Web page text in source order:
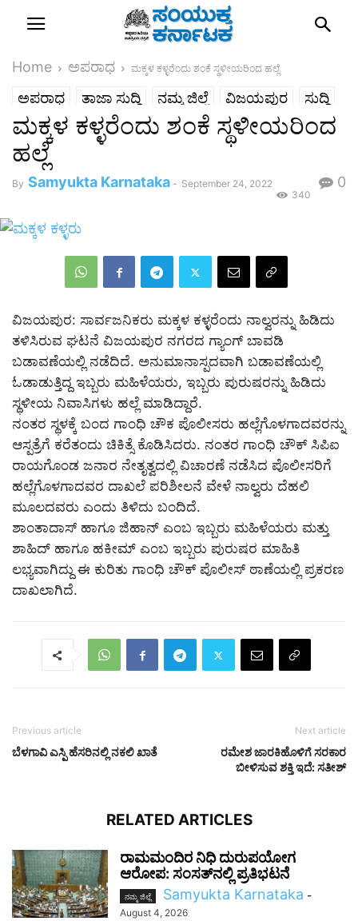
Home ಅಪರಾಧ ಮಕ್ಕಳ ಕಳ್ಳರೆಂದು ಶಂಕೆ ಸ್ಥಳೀಯರಿಂದ ಹಲ್ಲೆ
ಅಪರಾಧ ತಾಜಾ ಸುದ್ದಿ ನಮ್ಮ ಜಿಲ್ಲೆ ವಿಜಯಪುರ ಸುದ್ದಿ
ಮಕ್ಕಳ ಕಳ್ಳರೆಂದು ಶಂಕೆ ಸ್ಥಳೀಯರಿಂದ
ಹಲ್ಲೆ
By Samyukta Karnataka - September 24, 2022 0
340
ವಿಜಯಪುರ: ಸಾರ್ವಜನಿಕರು ಮಕ್ಕಳ ಕಳ್ಳರೆಂದು ನಾಲ್ವರನ್ನು ಹಿಡಿದು
ತಳಿಸಿರುವ ಘಟನೆ ವಿಜಯಪುರ ನಗರದ ಗ್ಯಾಂಗ್ ಬಾವಡಿ
ಬಡಾವಣೆಯಲ್ಲಿ ನಡೆದಿದೆ. ಅನುಮಾನಾಸ್ಪದವಾಗಿ ಬಡಾವಣೆಯಲ್ಲಿ
ಓಡಾಡುತ್ತಿದ್ದ ಇಬ್ಬರು ಮಹಿಳೆಯರು, ಇಬ್ಬರು ಪುರುಷರನ್ನು ಹಿಡಿದು
ಸ್ಥಳೀಯ ನಿವಾಸಿಗಳು ಹಲ್ಲೆ ಮಾಡಿದ್ದಾರೆ.
ನಂತರ ಸ್ಥಳಕ್ಕೆ ಬಂದ ಗಾಂಧಿ ಚೌಕ ಪೊಲೀಸರು ಹಲ್ಲೆಗೊಳಗಾದವರನ್ನು
ಆಸ್ಪತ್ರೆಗೆ ಕರೆತಂದು ಚಿಕಿತ್ಸೆ ಕೊಡಿಸಿದರು. ನಂತರ ಗಾಂಧಿ ಚೌಕ್ ಸಿಪಿಐ
ರಾಯಗೊಂಡ ಜನಾರ ನೇತೃತ್ವದಲ್ಲಿ ವಿಚಾರಣೆ ನಡೆಸಿದ ಪೊಲೀಸರಿಗೆ
ಹಲ್ಲೆಗೊಳಗಾದವರ ದಾಖಲೆ ಪರಿಶೀಲನೆ ವೇಳೆ ನಾಲ್ವರು ದೆಹಲಿ
ಮೂಲದವರು ಎಂದು ತಿಳಿದು ಬಂದಿದೆ.
ಶಾಂತಾದಾಸ್ ಹಾಗೂ ಜಿಹಾನ್ ಎಂಬ ಇಬ್ಬರು ಮಹಿಳೆಯರು ಮತ್ತು
ಶಾಹಿದ್ ಹಾಗೂ ಹಕೀಮ್ ಎಂಬ ಇಬ್ಬರು ಪುರುಷರ ಮಾಹಿತಿ
ಲಭ್ಯವಾಗಿದ್ದು ಈ ಕುರಿತು ಗಾಂಧಿ ಚೌಕ್ ಪೊಲೀಸ್ ಠಾಣೆಯಲ್ಲಿ ಪ್ರಕರಣ
ದಾಖಲಾಗಿದೆ.
Previous article
ಬೆಳಗಾವಿ ಎಸ್ಪಿ ಹೆಸರಿನಲ್ಲಿ ನಕಲಿ ಖಾತೆ
Next article
ರಮೇಶ ಜಾರಕಿಹೊಳಿಗೆ ಸರಕಾರ
ಬೀಳಿಸುವ ಶಕ್ತಿ ಇದೆ: ಸತೀಶ್‌
RELATED ARTICLES
ರಾಮಮಂದಿರ ನಿಧಿ ದುರುಪಯೋಗ
ಆರೋಪ: ಸಂಸತ್‌ನಲ್ಲಿ ಪ್ರತಿಭಟನೆ
ನಮ್ಮ ಜಿಲ್ಲೆ Samyukta Karnataka -
August 4, 2026